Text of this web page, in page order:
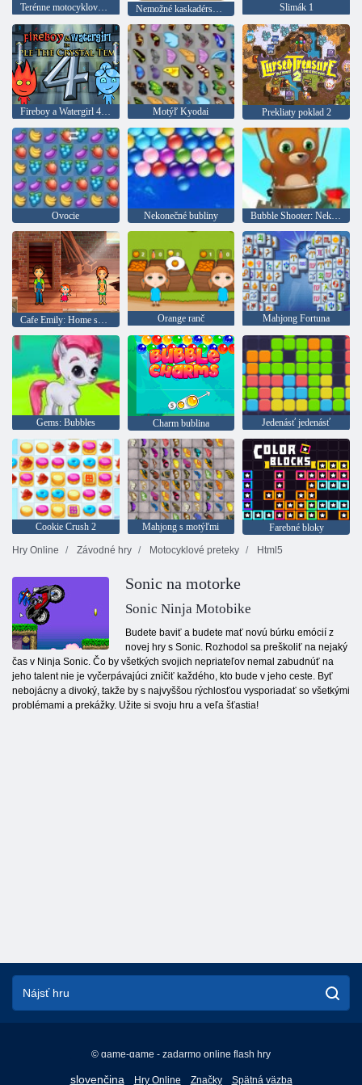
Terénne motocyklové preteky Nemožné kaskadérske kúsky na motocykli Slimák 1
Fireboy a Watergirl 4: Crystal Temple Motýľ Kyodai Prekliaty poklad 2
Ovocie Nekonečné bubliny Bubble Shooter: Nekonečno
Orange ranč Mahjong Fortuna
Gems: Bubbles Charm bublina Jedenásť jedenásť
Cookie Crush 2 Mahjong s motýľmi
Farebné bloky
Hry Online
Závodné hry Motocyklové preteky Html5
Sonic na motorke
Sonic Ninja Motobike
Budete baviť a budete mať novú búrku emócií z
novej hry s Sonic. Rozhodol sa preškoliť na nejaký
čas v Ninja Sonic. Čo by všetkých svojich nepriateľov nemal zabudnúť na
jeho talent nie je vyčerpávajúci zničiť každého, kto bude v jeho ceste. Byť
nebojácny a divoký, takže by s najvyššou rýchlosťou vysporiadať so všetkými
problémami a prekážky. Užite si svoju hru a veľa šťastia!
© game-game - zadarmo online flash hry
slovenčina
English
Hry Online Značky Spätná väzba